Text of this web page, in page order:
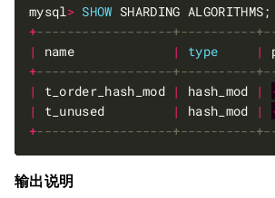
mysql > SHOW
+
|
name | type |
+
|
t_order_hash_mod | hash_mod |
|
t_unused | hash_mod |
+
输出说明